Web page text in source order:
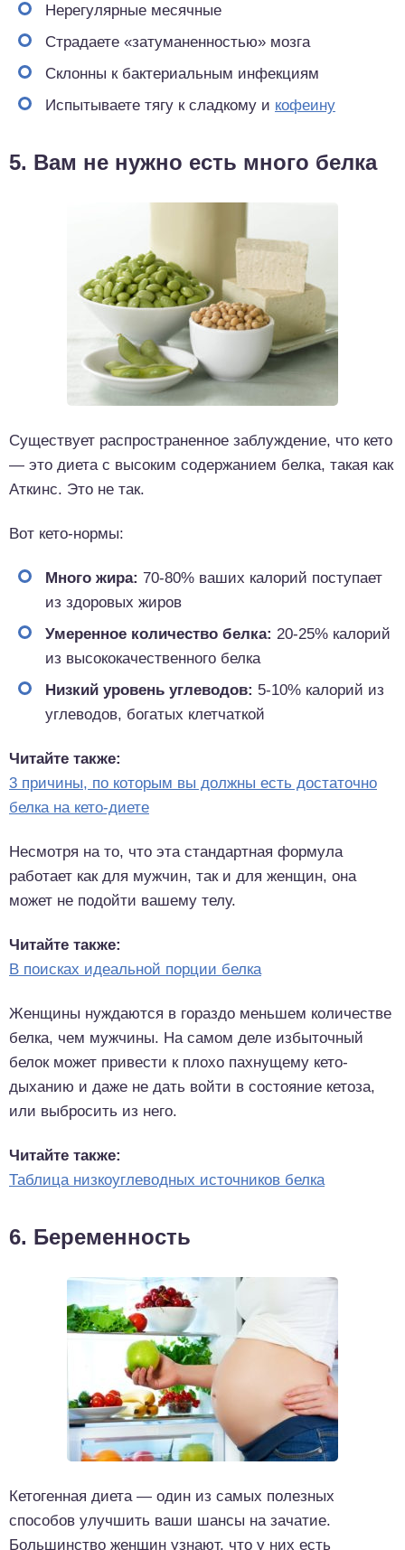
Нерегулярные месячные
Страдаете «затуманенностью» мозга
Склонны к бактериальным инфекциям
Испытываете тягу к сладкому и кофеину
5. Вам не нужно есть много белка
Существует распространенное заблуждение, что кето
— это диета с высоким содержанием белка, такая как
Аткинс. Это не так.
Вот кето-нормы:
Много жира: 70-80% ваших калорий поступает
из здоровых жиров
Умеренное количество белка: 20-25% калорий
из высококачественного белка
Низкий уровень углеводов: 5-10% калорий из
углеводов, богатых клетчаткой
Читайте также:
3 причины, по которым вы должны есть достаточно
белка на кето-диете
Несмотря на то, что эта стандартная формула
работает как для мужчин, так и для женщин, она
может не подойти вашему телу.
Читайте также:
В поисках идеальной порции белка
Женщины нуждаются в гораздо меньшем количестве
белка, чем мужчины. На самом деле избыточный
белок может привести к плохо пахнущему кето-
дыханию и даже не дать войти в состояние кетоза,
или выбросить из него.
Читайте также:
Таблица низкоуглеводных источников белка
6. Беременность
Кетогенная диета — один из самых полезных
способов улучшить ваши шансы на зачатие.
Большинство женщин узнают, что у них есть